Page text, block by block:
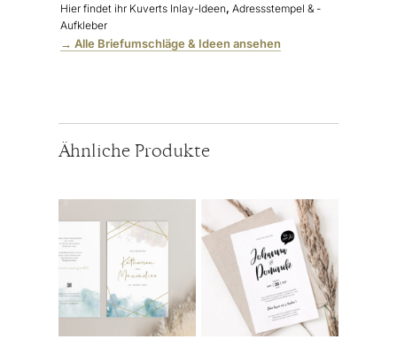
Hier findet ihr Kuverts Inlay-Ideen, Adressstempel & -
Aufkleber
→ Alle Briefumschläge & Ideen ansehen
Ähnliche Produkte